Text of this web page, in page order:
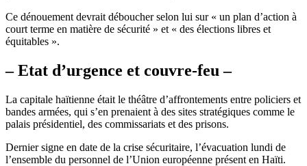
Ce dénouement devrait déboucher selon lui sur « un plan d’action à
court terme en matière de sécurité » et « des élections libres et
équitables ».
– Etat d’urgence et couvre-feu –
La capitale haïtienne était le théâtre d’affrontements entre policiers et
bandes armées, qui s’en prenaient à des sites stratégiques comme le
palais présidentiel, des commissariats et des prisons.
Dernier signe en date de la crise sécuritaire, l’évacuation lundi de
l’ensemble du personnel de l’Union européenne présent en Haïti.